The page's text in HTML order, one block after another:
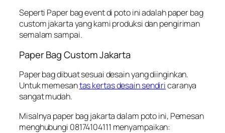
Seperti Paper bag event di poto ini adalah paper bag
custom jakarta yang kami produksi dan pengiriman
semalam sampai.
Paper Bag Custom Jakarta
Paper bag dibuat sesuai desain yang diinginkan.
Untuk memesantas kertas desain sendiricaranya
sangat mudah.
Misalnya paper bag jakarta dalam poto ini, Pemesan
menghubungi 08174104111 menyampaikan: